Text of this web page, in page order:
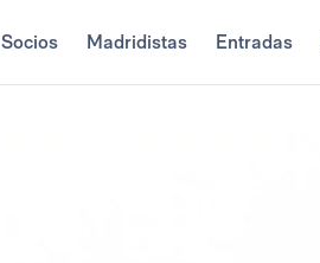
Socios Madridistas Entradas